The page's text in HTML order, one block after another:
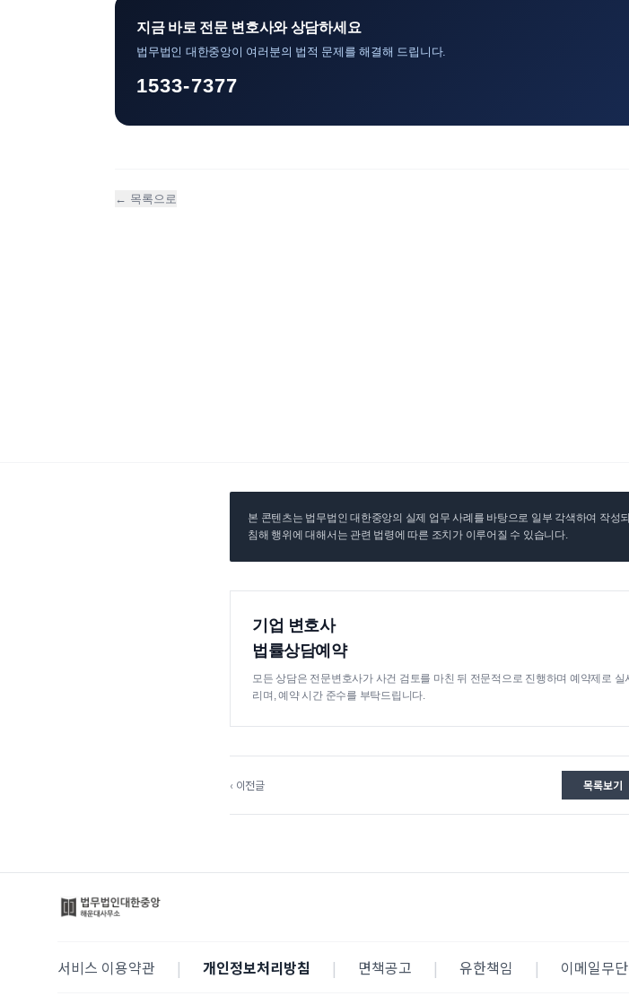
지금 바로 전문 변호사와 상담하세요
법무법인 대한중앙이 여러분의 법적 문제를 해결해 드립니다.
1533-7377
← 목록으로
본 콘텐츠는 법무법인 대한중앙의 실제 업무 사례를 바탕으로 일부 각색하여 작성
침해 행위에 대해서는 관련 법령에 따른 조치가 이루어질 수 있습니다.
기업 변호사
법률상담예약
모든 상담은 전문변호사가 사건 검토를 마친 뒤 전문적으로 진행하며 예약제로
리며, 예약 시간 준수를 부탁드립니다.
‹ 이전글 목록보기
서비스 이용약관 | 개인정보처리방침 | 면책공고 | 유한책임 | 이메일무